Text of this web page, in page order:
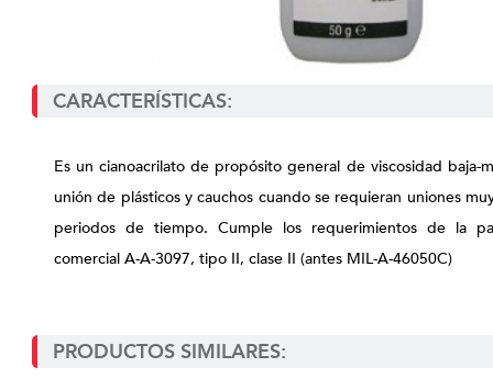
CARACTERÍSTICAS:
Es un cianoacrilato de propósito general de viscosidad baja-
unión de plásticos y cauchos cuando se requieran uniones
periodos de tiempo. Cumple los requerimientos de la
comercial A-A-3097, tipo II, clase II (antes MIL-A-46050C)
PRODUCTOS SIMILARES: